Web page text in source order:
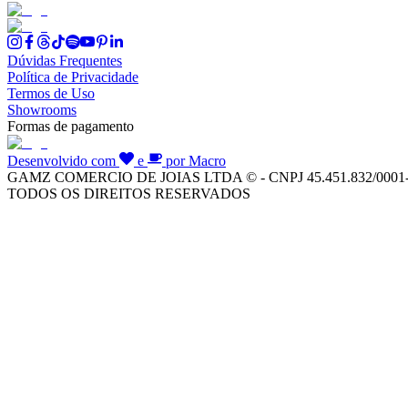
Dúvidas Frequentes
Política de Privacidade
Termos de Uso
Showrooms
Formas de pagamento
Desenvolvido com e
por Macro
GAMZ COMERCIO DE JOIAS LTDA © - CNPJ 45.451.832/
TODOS OS DIREITOS RESERVADOS